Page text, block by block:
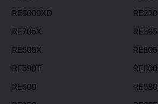
RE6000XD
RE230
RE705X
RE365
RE505X
RE590T
RE500